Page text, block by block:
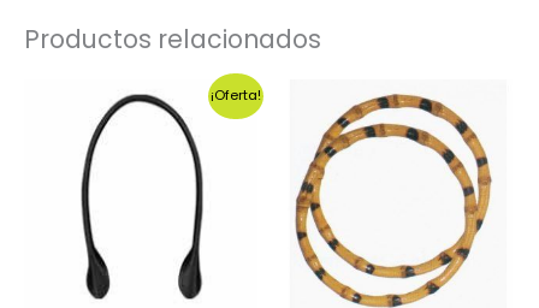
Productos relacionados
¡Oferta!